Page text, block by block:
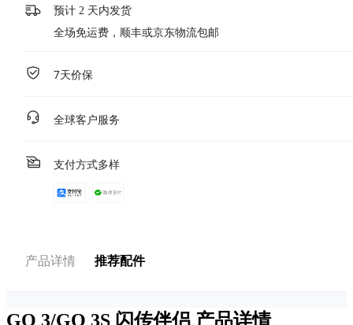
预计 2 天内发货
全场免运费，顺丰或京东物流包邮
7天价保
全球客户服务
支付方式多样
产品详情 推荐配件
GO 3/GO 3S 闪传伴侣 产品详情